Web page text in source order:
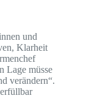
und
Klarheit
Lage müsse
verändern“.